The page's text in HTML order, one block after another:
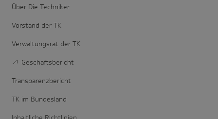
Über Die Techniker
Vorstand der TK
Verwaltungsrat der TK
Geschäftsbericht
Transparenzbericht
TK im Bundesland